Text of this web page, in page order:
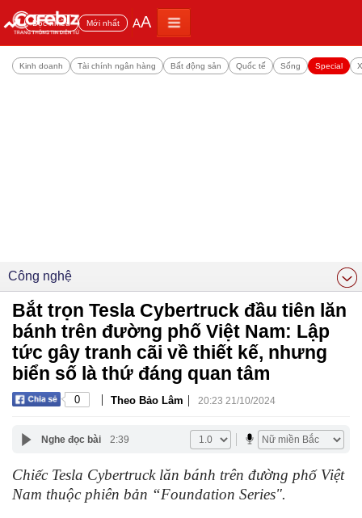
Đọc nhiều Mới nhất AA
Kinh doanh Tài chính ngân hàng Bất động sản Quốc tế Sống Special
Công nghệ
Bắt trọn Tesla Cybertruck đầu tiên lăn
bánh trên đường phố Việt Nam: Lập
tức gây tranh cãi về thiết kế, nhưng
biển số là thứ đáng quan tâm
0 | Theo Bảo Lâm | 20:23 21/10/2024
Nghe đọc bài 2:39
Chiếc Tesla Cybertruck lăn bánh trên đường phố Việt
Nam thuộc phiên bản “Foundation Series".